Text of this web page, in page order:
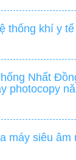
khí y
Nhất
photocopy
siêu